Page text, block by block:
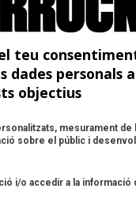
"Postlude
teu
dades personals
objectius
mesurament de
sobre el públic i
i/o accedir a la informació